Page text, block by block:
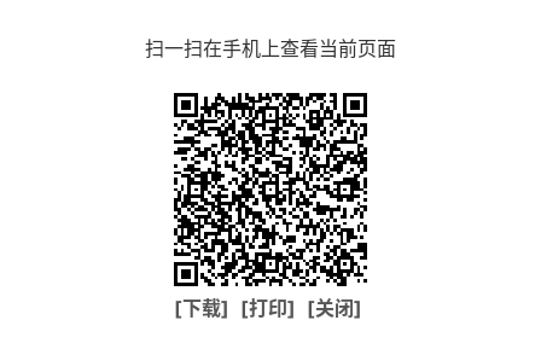
扫一扫在手机上查看当前页面
[下载] [打印] [关闭]